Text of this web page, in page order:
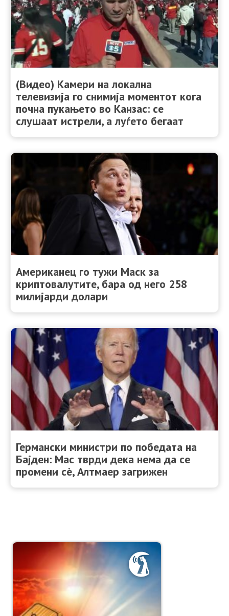
(Видео) Камери на локална
телевизија го снимија моментот кога
почна пукањето во Канзас: се
слушаат истрели, а луѓето бегаат
Американец го тужи Маск за
криптовалутите, бара од него 258
милијарди долари
Германски министри по победата на
Бајден: Мас тврди дека нема да се
промени сè, Алтмаер загрижен